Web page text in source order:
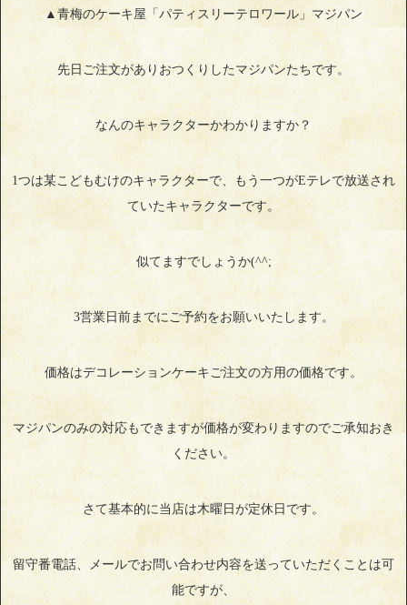
▲青梅のケーキ屋「パティスリーテロワール」マジパン
先日ご注文がありおつくりしたマジパンたちです。
なんのキャラクターかわかりますか？
1つは某こどもむけのキャラクターで、もう一つがEテレで放送され
ていたキャラクターです。
似てますでしょうか(^^;
3営業日前までにご予約をお願いいたします。
価格はデコレーションケーキご注文の方用の価格です。
マジパンのみの対応もできますが価格が変わりますのでご承知おき
ください。
さて基本的に当店は木曜日が定休日です。
留守番電話、メールでお問い合わせ内容を送っていただくことは可
能ですが、